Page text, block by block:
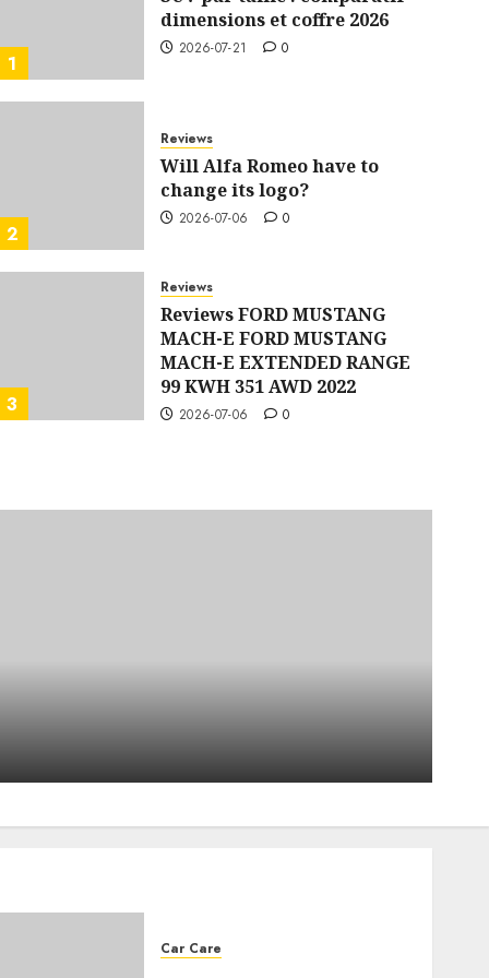
1
dimensions et coffre 2026
2026-07-21 0
2
Reviews
Will Alfa Romeo have to
change its logo?
2026-07-06 0
3
Reviews
Reviews FORD MUSTANG
MACH-E FORD MUSTANG
MACH-E EXTENDED RANGE
99 KWH 351 AWD 2022
2026-07-06 0
BMW 3 SERIES (G21)
Car Care